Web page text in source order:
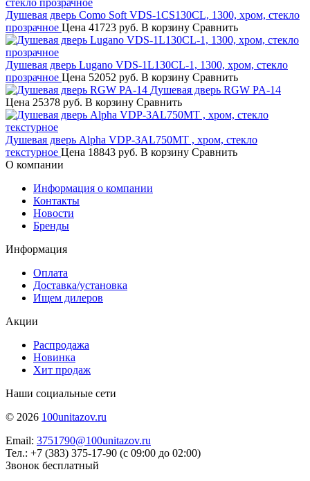
Душевая дверь Como Soft VDS-1CS130CL, 1300, хром, стекло
прозрачное Цена 41723 руб. В корзину Сравнить
Душевая дверь Lugano VDS-1L130CL-1, 1300, хром, стекло
прозрачное Цена 52052 руб. В корзину Сравнить
Душевая дверь RGW PA-14
Цена 25378 руб. В корзину Сравнить
Душевая дверь Alpha VDP-3AL750MT , хром, стекло
текстурное Цена 18843 руб. В корзину Сравнить
О компании
Информация о компании
Контакты
Новости
Бренды
Информация
Оплата
Доставка/установка
Ищем дилеров
Акции
Распродажа
Новинка
Хит продаж
Наши социальные сети
© 2026 100unitazov.ru
Email: 3751790@100unitazov.ru
Тел.: +7 (383) 375-17-90 (с 09:00 до 02:00)
Звонок бесплатный